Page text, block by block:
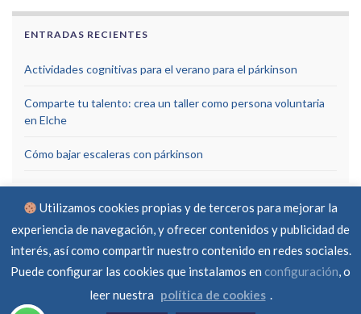
ENTRADAS RECIENTES
Actividades cognitivas para el verano para el párkinson
Comparte tu talento: crea un taller como persona voluntaria
en Elche
Cómo bajar escaleras con párkinson
Aviso Legal Política de privacidad
Política de cookies
Utilizamos cookies propias y de terceros para mejorar la
experiencia de navegación, y ofrecer contenidos y publicidad de
interés, así como compartir nuestro contenido en redes sociales.
Puede configurar las cookies que instalamos en configuración, o
leer nuestra política de cookies .